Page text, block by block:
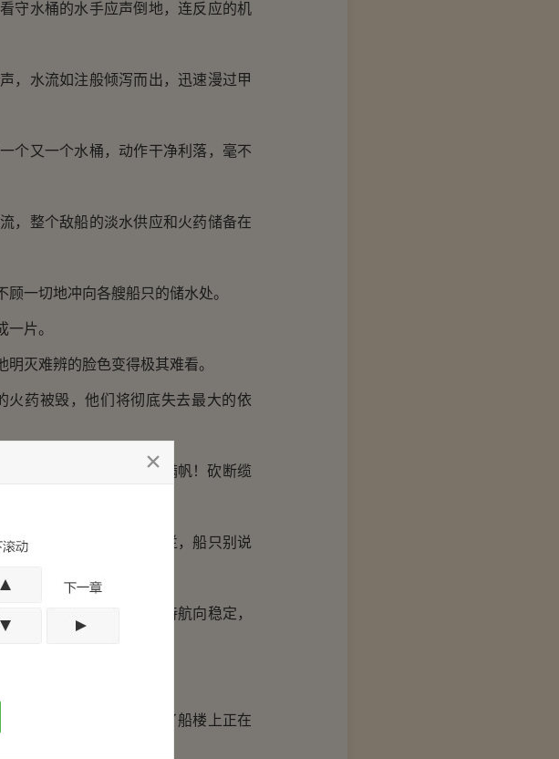
水桶的水手应声倒地，连反应的机
水流如注般倾泻而出，迅速漫过甲
又一个水桶，动作干净利落，毫不
整个敌船的淡水供应和火药储备在
一切地冲向各艘船只的储水处。
片。
灭难辨的脸色变得极其难看。
药被毁，他们将彻底失去最大的依
音因恐惧而变调，“升满帆！砍断缆
的武士拼命破坏和阻拦，船只别说
还要同时操控船只保持航向稳定，
船上一片混乱。
目光立刻敏锐地锁定了船楼上正在